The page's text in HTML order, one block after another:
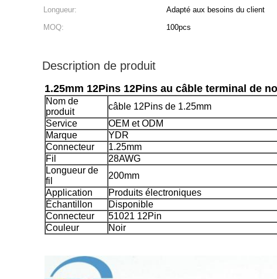
Longueur:
Adapté aux besoins du client
MOQ:
100pcs
Description de produit
1.25mm 12Pins 12Pins au câble terminal de
Nom de
produit
câble 12Pins de 1.25mm
Service
OEM et ODM
Marque
YDR
Connecteur
1.25mm
Fil
28AWG
Longueur de
fil
200mm
Application
Produits électroniques
Échantillon
Disponible
Connecteur
51021 12Pin
Couleur
Noir